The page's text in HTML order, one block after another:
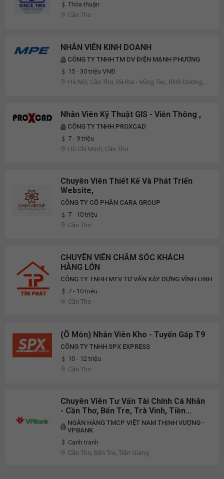
Thỏa thuận
Cần Thơ
NHÂN VIÊN KINH DOANH
CÔNG TY TNHH TM DV ĐIỆN MẠNH PHƯƠNG
15 - 30 triệu VNĐ
Hà Nội, Cần Thơ, Bà Rịa - Vũng Tàu, Bình Dương,
Nhân Viên Kỹ Thuật GIS - Viễn Thông ,
CÔNG TY TNHH PROXCAD
7 - 9 triệu
Hồ Chí Minh, Cần Thơ
Chuyên Viên Thiết Kế Và Phát Triển
Website,
CÔNG TY CỔ PHẦN CARA GROUP
7 - 10 triệu
Cần Thơ
CHUYÊN VIÊN CHĂM SÓC KHÁCH
HÀNG LỚN
CÔNG TY TNHH MTV TƯ VẤN XÂY DỰNG VĨNH LINH
7 - 10 triệu
Cần Thơ
(Ô Môn) Nhân Viên Kho - Tuyển Gấp T9
CÔNG TY TNHH SPX EXPRESS
10 - 12 triệu
Cần Thơ
Chuyên Viên Tư Vấn Tài Chính Cá Nhân
- Cần Thơ, Bến Tre, Trà Vinh, Tiền
Giang, Kiên Giang - TA142
NGÂN HÀNG TMCP VIỆT NAM THỊNH VƯỢNG -
VPBANK
Cạnh tranh
Cần Thơ, Bến Tre, Tiền Giang